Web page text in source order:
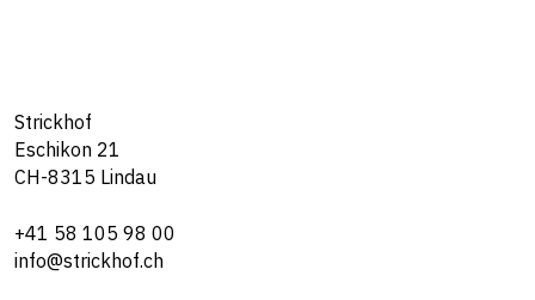
Strickhof
Eschikon 21
CH-8315 Lindau
+41 58 105 98 00
info@strickhof.ch